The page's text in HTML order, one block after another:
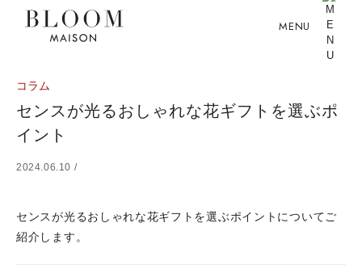
MENU
コラム
センスが光るおしゃれな花ギフトを選ぶポ
イント
2024.06.10 /
センスが光るおしゃれな花ギフトを選ぶポイントについてご
紹介します。